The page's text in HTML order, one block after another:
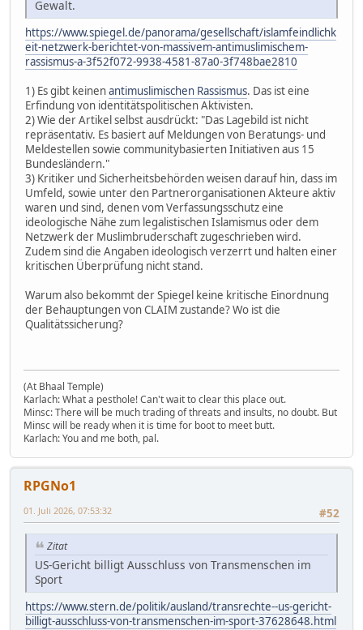
Gewalt.
https://www.spiegel.de/panorama/gesellschaft/islamfeindlichk
eit-netzwerk-berichtet-von-massivem-antimuslimischem-
rassismus-a-3f52f072-9938-4581-87a0-3f748bae2810
1) Es gibt keinenantimuslimischen Rassismus. Das ist eine
Erfindung von identitätspolitischen Aktivisten.
2) Wie der Artikel selbst ausdrückt: "Das Lagebild ist nicht
repräsentativ. Es basiert auf Meldungen von Beratungs- und
Meldestellen sowie communitybasierten Initiativen aus 15
Bundesländern."
3) Kritiker und Sicherheitsbehörden weisen darauf hin, dass im
Umfeld, sowie unter den Partnerorganisationen Akteure aktiv
waren und sind, denen vom Verfassungsschutz eine
ideologische Nähe zum legalistischen Islamismus oder dem
Netzwerk der Muslimbruderschaft zugeschrieben wird.
Zudem sind die Angaben ideologisch verzerrt und halten einer
kritischen Überprüfung nicht stand.
Warum also bekommt der Spiegel keine kritische Einordnung
der Behauptungen von CLAIM zustande? Wo ist die
Qualitätssicherung?
(At Bhaal Temple)
Karlach: What a pesthole! Can't wait to clear this place out.
Minsc: There will be much trading of threats and insults, no doubt. But
Minsc will be ready when it is time for boot to meet butt.
Karlach: You and me both, pal.
RPGNo1
#52
01. Juli 2026, 07:53:32
Zitat
US-Gericht billigt Ausschluss von Transmenschen im
Sport
https://www.stern.de/politik/ausland/transrechte--us-gericht-
billigt-ausschluss-von-transmenschen-im-sport-37628648.html